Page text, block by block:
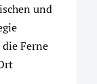
und
Ferne